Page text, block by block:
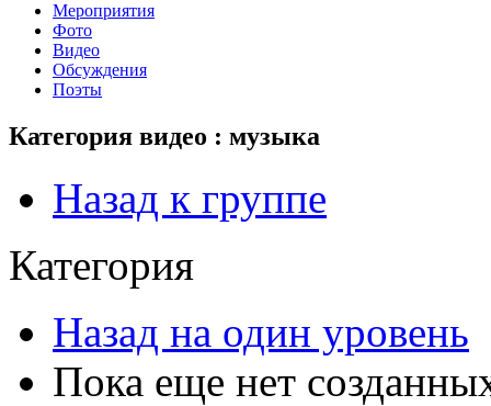
Мероприятия
Фото
Видео
Обсуждения
Поэты
Категория видео : музыка
Назад к группе
Категория
Назад на один уровень
Пока еще нет